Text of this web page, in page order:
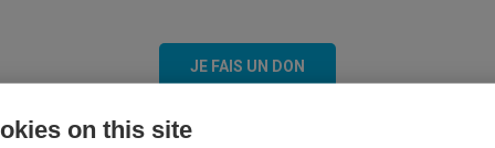
JE FAIS UN DON
on this site